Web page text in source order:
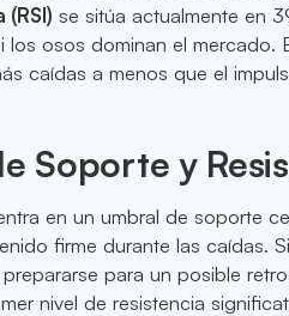
se sitúa actualmente en
osos dominan el mercado.
caídas a menos que el
Soporte y
en un umbral de soporte
firme durante las caídas.
para un posible
nivel de resistencia